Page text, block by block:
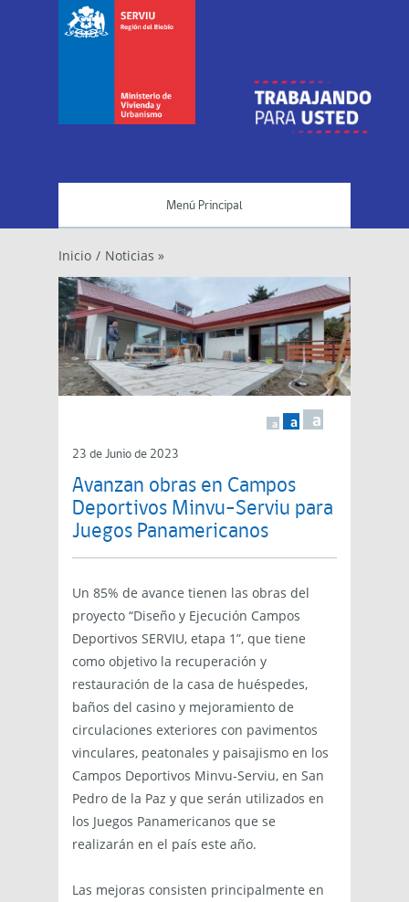
Menú Principal
Inicio / Noticias »
a a a
23 de Junio de 2023
Avanzan obras en Campos
Deportivos Minvu-Serviu para
Juegos Panamericanos
Un 85% de avance tienen las obras del
proyecto “Diseño y Ejecución Campos
Deportivos SERVIU, etapa 1”, que tiene
como objetivo la recuperación y
restauración de la casa de huéspedes,
baños del casino y mejoramiento de
circulaciones exteriores con pavimentos
vinculares, peatonales y paisajismo en los
Campos Deportivos Minvu-Serviu, en San
Pedro de la Paz y que serán utilizados en
los Juegos Panamericanos que se
realizarán en el país este año.
Las mejoras consisten principalmente en